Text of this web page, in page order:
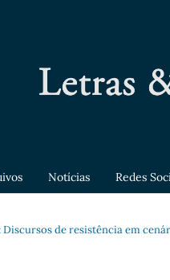
Notícias Redes
Discursos de resistência em